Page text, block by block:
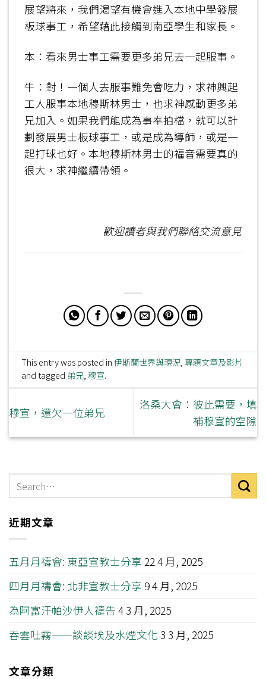
展望將來，我們渴望有機會進入本地中學發展
板球事工，希望藉此接觸到南亞學生和家長。
本：看來男士事工需要更多弟兄去一起服事。
牛：對！一個人去服事難免會吃力，求神興起
工人服事本地穆斯林男士，也求神感動更多弟
兄加入。如果我們能成為事奉拍檔，就可以計
劃發展男士板球事工，或是成為導師，或是一
起打球也好。本地穆斯林男士的福音需要真的
很大，求神繼續帶領。
歡迎讀者與我們聯絡交流意見
This entry was posted in伊斯蘭世界與現況,專題文章及影片
and tagged 弟兄,穆宣.
穆宣，還欠一位弟兄
洛桑大會：彼此需要，填
補穆宣的空隙
近期文章
五月月禱會: 東亞宣教士分享 22 4 月, 2025
四月月禱會: 北非宣教士分享 9 4 月, 2025
為阿富汗帕沙伊人禱告 4 3 月, 2025
吞雲吐霧——談談埃及水煙文化 3 3 月, 2025
文章分類